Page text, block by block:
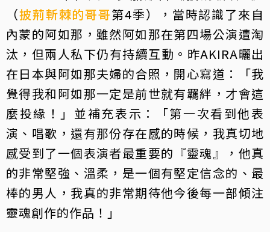
（披荊斬棘的哥哥第4季），當時認識了來自
內蒙的阿如那，雖然阿如那在第四場公演遭淘
汰，但兩人私下仍有持續互動。昨AKIRA曬出
在日本與阿如那夫婦的合照，開心寫道：「我
覺得我和阿如那一定是前世就有羈絆，才會這
麼投緣！」並補充表示：「第一次看到他表
演、唱歌，還有那份存在感的時候，我真切地
感受到了一個表演者最重要的『靈魂』，他真
的非常堅強、溫柔，是一個有堅定信念的、最
棒的男人，我真的非常期待他今後每一部傾注
靈魂創作的作品！」